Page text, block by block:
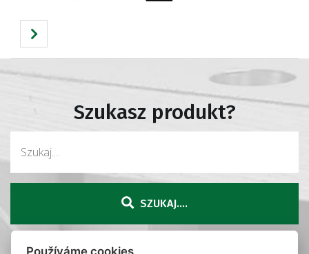
Szukasz produkt?
SZUKAJ....
Používáme cookies